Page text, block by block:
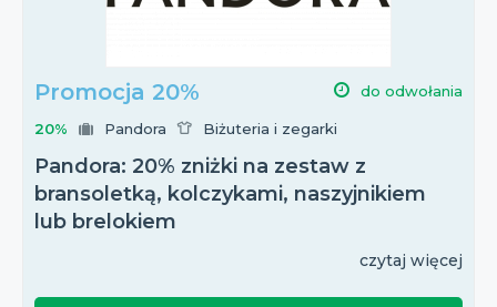
Promocja 20% do odwołania
20% Pandora Biżuteria i zegarki
Pandora: 20% zniżki na zestaw z
bransoletką, kolczykami, naszyjnikiem
lub brelokiem
czytaj więcej